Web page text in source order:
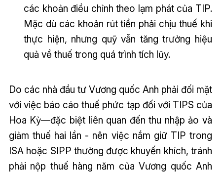
các khoản điều chỉnh theo lạm phát của TIP.
Mặc dù các khoản rút tiền phải chịu thuế khi
thực hiện, nhưng quỹ vẫn tăng trưởng hiệu
quả về thuế trong quá trình tích lũy.
Do các nhà đầu tư Vương quốc Anh phải đối mặt
với việc báo cáo thuế phức tạp đối với TIPS của
Hoa Kỳ—đặc biệt liên quan đến thu nhập ảo và
giảm thuế hai lần - nên việc nắm giữ TIP trong
ISA hoặc SIPP thường được khuyến khích, tránh
phải nộp thuế hàng năm của Vương quốc Anh